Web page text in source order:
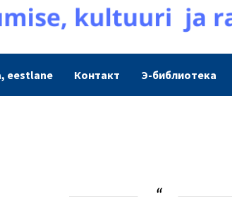
eestlane Контакт Э-библиотека